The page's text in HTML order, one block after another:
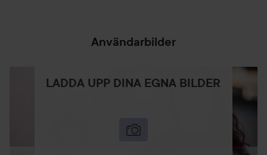
Användarbilder
LADDA UPP DINA EGNA BILDER